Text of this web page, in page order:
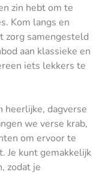
zin hebt om te
Kom langs en
zorg samengesteld
aan klassieke en
iets lekkers te
heerlijke, dagverse
we verse krab,
om ervoor te
Je kunt gemakkelijk
zodat je